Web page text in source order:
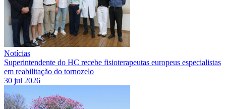
Notícias
Superintendente do HC recebe fisioterapeutas europeus especialistas
em reabilitação do tornozelo
30 jul 2026